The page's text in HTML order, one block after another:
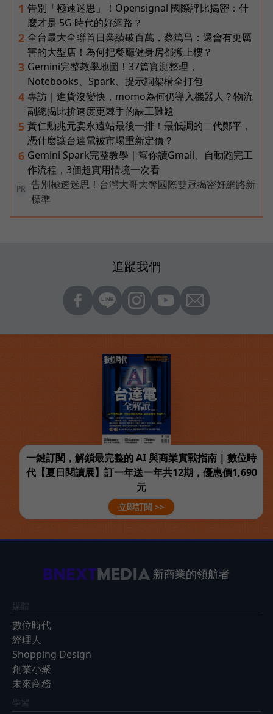
1 告別「極速迷思」！Opensignal 國際評比揭密：什
麼才是 5G 時代的好網路？
2 全台最大全聯首日業績破百萬，蔡篤昌：還會有更厲
害的大型店！為何把餐廳健身房都搬上樓？
3 Gemini完整教學地圖！37篇實測整理，
Notebooks、Spark、提示詞架構全打包
4 專訪｜進貨沒變快，momo為何仍導入機器人？物流
副總揭比拚速度更棘手的缺工難題
5 黃仁勳兆元宴永遠站最後一排！最低調的二代鄭平，
憑什麼讓台達電被市場重新定價？
6 Gemini Spark完整教學｜幫你讀Gmail、自動跑完工
作流程，3個超實用情境一次看
PR
告別極速迷思！台灣大哥大奪國際雙冠揭密好網路新
標準
追蹤我們
一鍵訂閱，解鎖最完整的 AI 與商業實戰指南 | 數位時
代【夏日閱讀展】訂一年送一年共12期，優惠價1,690
元
立即訂閱 >>
新商業的領航者
媒體
數位時代
經理人
Shopping Design
創業小聚
未來商務
學習